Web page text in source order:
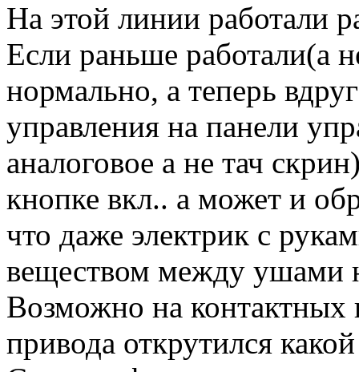
На этой линии работали
Если раньше работали(а
нормально, а теперь
управления на панели
аналоговое а не тач
кнопке вкл.. а может и
что даже электрик с
веществом между ушами
Возможно на контактных
привода открутился